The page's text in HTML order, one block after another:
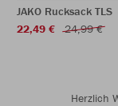
JAKO Rucksack TLS
22,49 €
24,99 €
Herzlich